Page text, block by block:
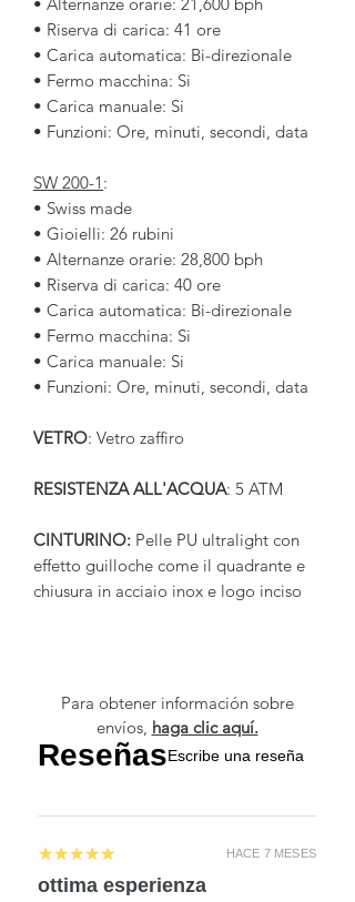
• Riserva di carica: 41 ore
• Carica automatica: Bi-direzionale
• Fermo macchina: Si
• Carica manuale: Si
• Funzioni: Ore, minuti, secondi, data
SW 200-1 :
• Swiss made
• Gioielli: 26 rubini
• Alternanze orarie: 28,800 bph
• Riserva di carica: 40 ore
• Carica automatica: Bi-direzionale
• Fermo macchina: Si
• Carica manuale: Si
• Funzioni: Ore, minuti, secondi, data
VETRO: Vetro zaffiro
RESISTENZA ALL'ACQUA: 5 ATM
CINTURINO: Pelle PU ultralight con
effetto guilloche come il quadrante e
chiusura in acciaio inox e logo inciso
Para obtener información sobre
envíos, haga clic aquí.
ReseñasEscribe una reseña
HACE 7 MESES
5
★★★★★
ottima esperienza